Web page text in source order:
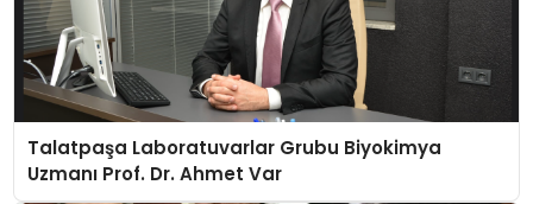
Talatpaşa Laboratuvarlar Grubu Biyokimya
Uzmanı Prof. Dr. Ahmet Var